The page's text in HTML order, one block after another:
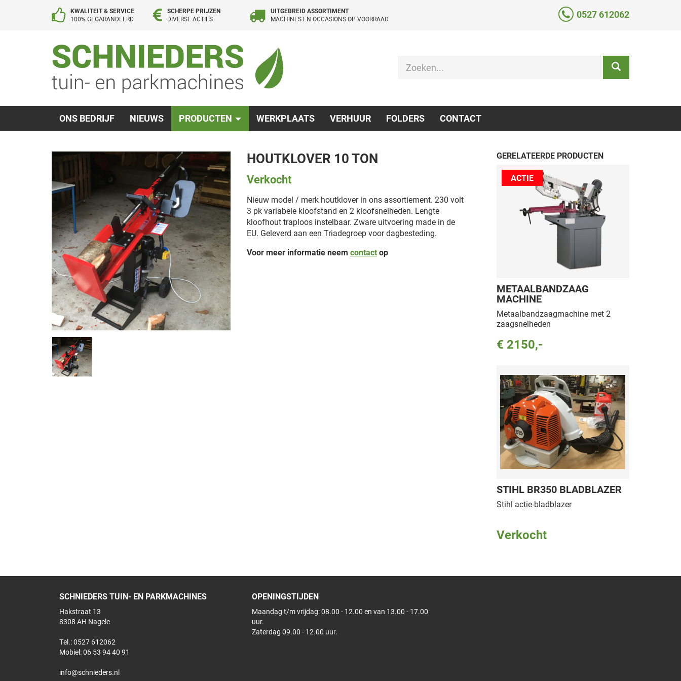
KWALITEIT & SERVICE
100% GEGARANDEERD
SCHERPE PRIJZEN
DIVERSE ACTIES
UITGEBREID ASSORTIMENT
MACHINES EN OCCASIONS OP VOORRAAD
0527 612062
ONS BEDRIJF NIEUWS PRODUCTEN WERKPLAATS VERHUUR FOLDERS CONTACT
HOUTKLOVER 10 TON
Verkocht
Nieuw model / merk houtklover in ons assortiement. 230 volt
3 pk variabele kloofstand en 2 kloofsnelheden. Lengte
kloofhout traploos instelbaar. Zware uitvoering made in de
EU. Geleverd aan een Triadegroep voor dagbesteding.
Voor meer informatie neemcontactop
GERELATEERDE PRODUCTEN
ACTIE
METAALBANDZAAG
MACHINE
Metaalbandzaagmachine met 2
zaagsnelheden
€ 2150,-
STIHL BR350 BLADBLAZER
Stihl actie-bladblazer
Verkocht
SCHNIEDERS TUIN- EN PARKMACHINES
Hakstraat 13
8308 AH Nagele
Tel.: 0527 612062
Mobiel:06 53 94 40 91
info@schnieders.nl
OPENINGSTIJDEN
Maandag t/m vrijdag: 08.00 - 12.00 en van 13.00 - 17.00
uur.
Zaterdag 09.00 - 12.00 uur.